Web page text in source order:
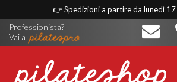
👉Spedizioni a partire da lunedì
Professionista?
Vai a